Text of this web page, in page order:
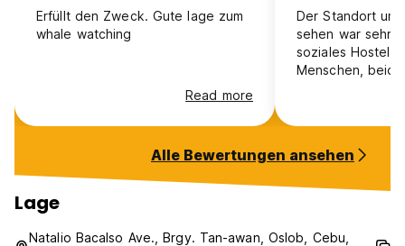
Erfüllt den Zweck. Gute lage zum
whale watching
Read more
Der Standort um
sehen war sehr
soziales Hostel,
Menschen,
Klimaanlage
Alle Bewertungen ansehen
Lage
Natalio Bacalso Ave., Brgy. Tan-awan, Oslob, Cebu,